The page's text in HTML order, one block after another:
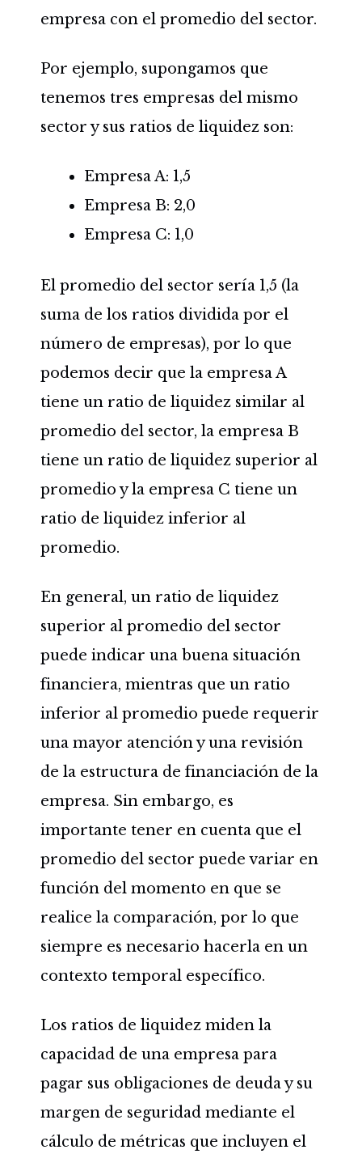
empresa con el promedio del sector.
Por ejemplo, supongamos que
tenemos tres empresas del mismo
sector y sus ratios de liquidez son:
Empresa A: 1,5
Empresa B: 2,0
Empresa C: 1,0
El promedio del sector sería 1,5 (la
suma de los ratios dividida por el
número de empresas), por lo que
podemos decir que la empresa A
tiene un ratio de liquidez similar al
promedio del sector, la empresa B
tiene un ratio de liquidez superior al
promedio y la empresa C tiene un
ratio de liquidez inferior al
promedio.
En general, un ratio de liquidez
superior al promedio del sector
puede indicar una buena situación
financiera, mientras que un ratio
inferior al promedio puede requerir
una mayor atención y una revisión
de la estructura de financiación de la
empresa. Sin embargo, es
importante tener en cuenta que el
promedio del sector puede variar en
función del momento en que se
realice la comparación, por lo que
siempre es necesario hacerla en un
contexto temporal específico.
Los ratios de liquidez miden la
capacidad de una empresa para
pagar sus obligaciones de deuda y su
margen de seguridad mediante el
cálculo de métricas que incluyen el